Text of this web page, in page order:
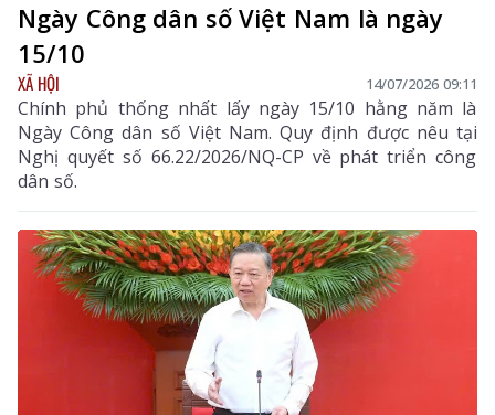
Ngày Công dân số Việt Nam là ngày
15/10
XÃ HỘI 14/07/2026 09:11
Chính phủ thống nhất lấy ngày 15/10 hằng năm là
Ngày Công dân số Việt Nam. Quy định được nêu tại
Nghị quyết số 66.22/2026/NQ-CP về phát triển công
dân số.